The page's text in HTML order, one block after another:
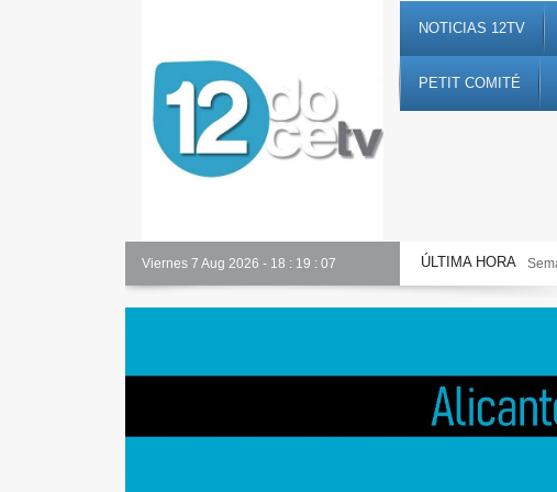
NOTICIAS 12TV
PETIT COMITÉ
Viernes 7 Aug 2026 - 18 : 19 : 08 ÚLTIMA HORA
Semana Santa